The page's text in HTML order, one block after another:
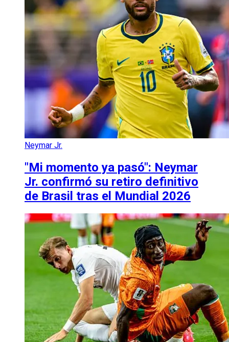
Neymar Jr.
"Mi momento ya pasó": Neymar
Jr. confirmó su retiro definitivo
de Brasil tras el Mundial 2026